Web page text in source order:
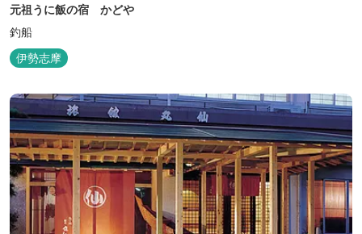
元祖うに飯の宿 かどや
釣船
伊勢志摩